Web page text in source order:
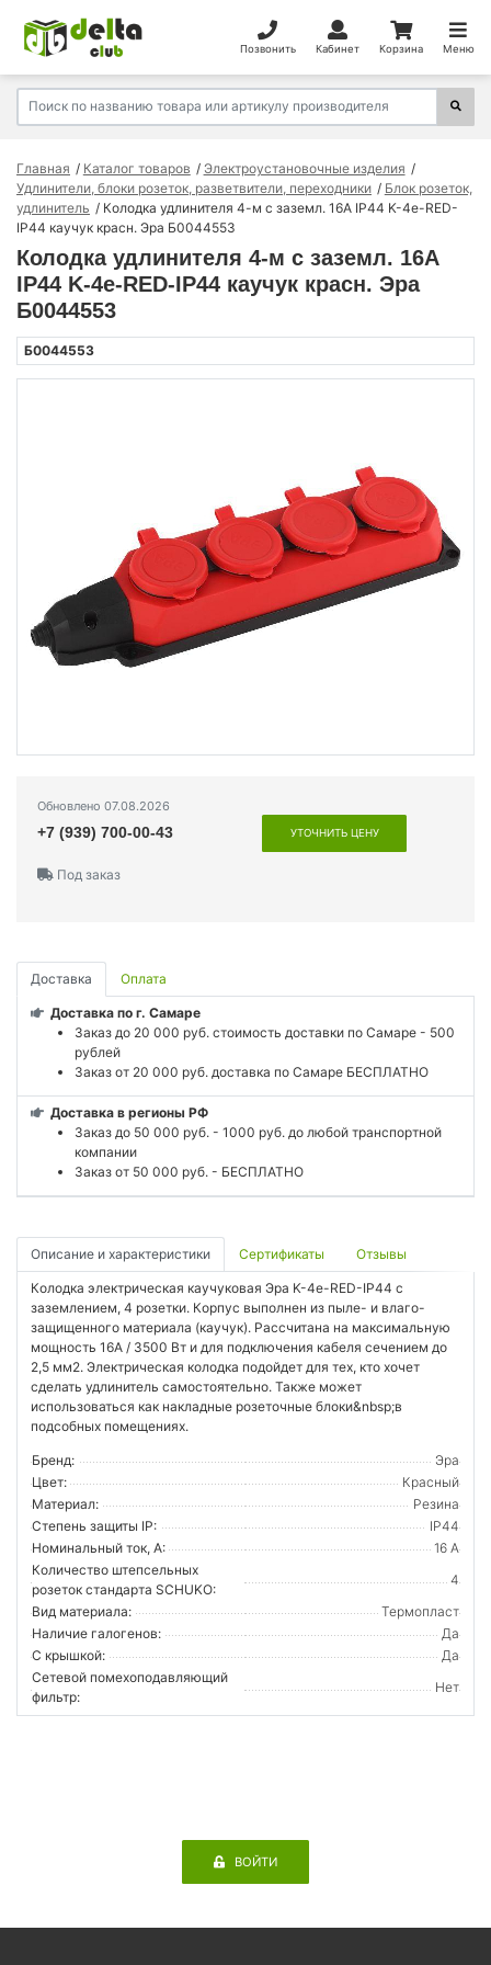
Позвонить Кабинет Корзина Меню
Главная Каталог товаров
Электроустановочные изделия
Удлинители, блоки розеток, разветвители, переходники
Блок розеток,
удлинитель
Колодка удлинителя 4-м с заземл. 16А IP44 K-4e-RED-
IP44 каучук красн. Эра Б0044553
Колодка удлинителя 4-м с заземл. 16А
IP44 K-4e-RED-IP44 каучук красн. Эра
Б0044553
Б0044553
Обновлено 07.08.2026
+7 (939) 700-00-43 УТОЧНИТЬ ЦЕНУ
Под заказ
Доставка Оплата
Доставка по г. Самаре
Заказ до 20 000 руб. стоимость доставки по Самаре - 500
рублей
Заказ от 20 000 руб. доставка по Самаре БЕСПЛАТНО
Доставка в регионы РФ
Заказ до 50 000 руб. - 1000 руб. до любой транспортной
компании
Заказ от 50 000 руб. - БЕСПЛАТНО
Описание и характеристики Сертификаты Отзывы
Колодка электрическая каучуковая Эра K-4e-RED-IP44 c
заземлением, 4 розетки. Корпус выполнен из пыле- и влаго-
защищенного материала (каучук). Рассчитана на максимальную
мощность 16А / 3500 Вт и для подключения кабеля сечением до
2,5 мм2. Электрическая колодка подойдет для тех, кто хочет
сделать удлинитель самостоятельно. Также может
использоваться как накладные розеточные блоки&nbsp;в
подсобных помещениях.
Бренд:
Эра
Цвет:
Красный
Материал:
Резина
Степень защиты IP:
IP44
Номинальный ток, А:
16 А
Количество штепсельных
розеток стандарта SCHUKO:
4
Вид материала:
Термопласт
Наличие галогенов:
Да
С крышкой:
Да
Сетевой помехоподавляющий
фильтр:
Нет
ВОЙТИ